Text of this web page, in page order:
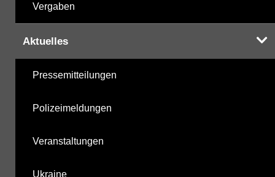
Vergaben
Aktuelles
Pressemitteilungen
Polizeimeldungen
Veranstaltungen
Ukraine